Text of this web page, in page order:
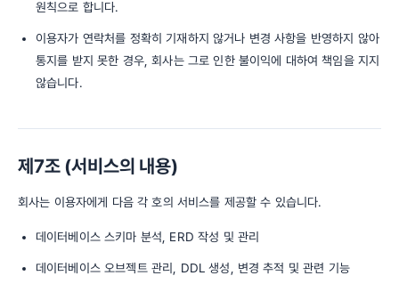
원칙으로 합니다.
이용자가 연락처를 정확히 기재하지 않거나 변경 사항을 반영하지 않아
통지를 받지 못한 경우, 회사는 그로 인한 불이익에 대하여 책임을 지지
않습니다.
제7조 (서비스의 내용)
회사는 이용자에게 다음 각 호의 서비스를 제공할 수 있습니다.
데이터베이스 스키마 분석, ERD 작성 및 관리
데이터베이스 오브젝트 관리, DDL 생성, 변경 추적 및 관련 기능